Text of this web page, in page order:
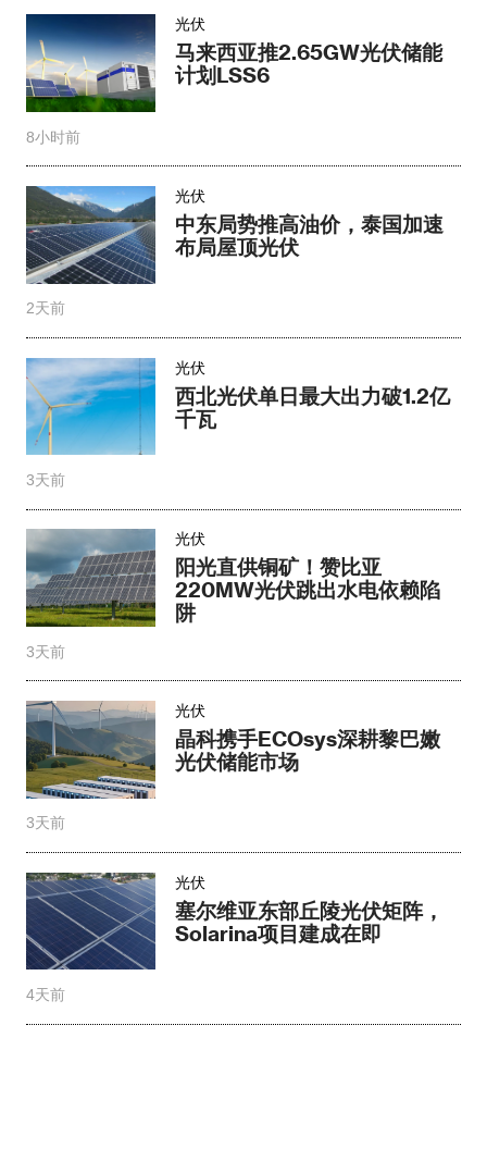
光伏
马来西亚推2.65GW光伏储能
计划LSS6
8小时前
光伏
中东局势推高油价，泰国加速
布局屋顶光伏
2天前
光伏
西北光伏单日最大出力破1.2亿
千瓦
3天前
光伏
阳光直供铜矿！赞比亚
220MW光伏跳出水电依赖陷
阱
3天前
光伏
晶科携手ECOsys深耕黎巴嫩
光伏储能市场
3天前
光伏
塞尔维亚东部丘陵光伏矩阵，
Solarina项目建成在即
4天前